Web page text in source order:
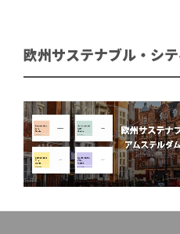
欧州サステナブル・シ